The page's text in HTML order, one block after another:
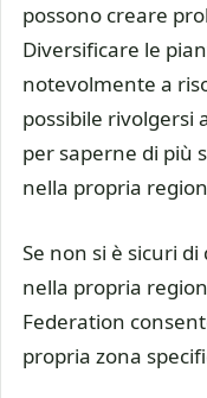
possono creare
Diversificare le
notevolmente a
possibile rivolgersi
per saperne di più
nella propria
Se non si è sicuri
nella propria
Federation
propria zona